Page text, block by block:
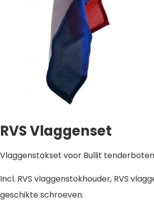
RVS Vlaggenset
Vlaggenstokset voor Bullit
Incl. RVS vlaggenstokhouder, RVS
geschikte schroeven.